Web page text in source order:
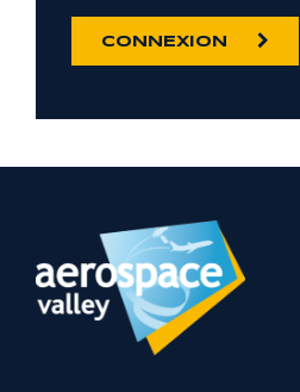
CONNEXION